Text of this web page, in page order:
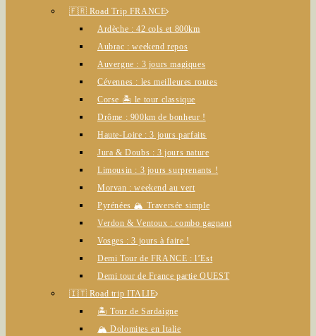
🇫🇷 Road Trip FRANCE
Ardèche : 42 cols et 800km
Aubrac : weekend repos
Auvergne : 3 jours magiques
Cévennes : les meilleures routes
Corse 🏝️ le tour classique
Drôme : 900km de bonheur !
Haute-Loire : 3 jours parfaits
Jura & Doubs : 3 jours nature
Limousin : 3 jours surprenants !
Morvan : weekend au vert
Pyrénées 🏔️ Traversée simple
Verdon & Ventoux : combo gagnant
Vosges : 3 jours à faire !
Demi Tour de FRANCE : l’Est
Demi tour de France partie OUEST
🇮🇹 Road trip ITALIE
🏝️ Tour de Sardaigne
🏔️ Dolomites en Italie